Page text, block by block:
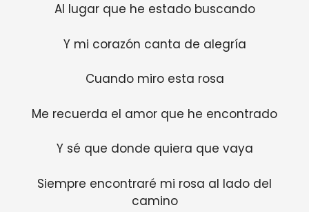
Al lugar que he estado buscando
Y mi corazón canta de alegría
Cuando miro esta rosa
Me recuerda el amor que he encontrado
Y sé que donde quiera que vaya
Siempre encontraré mi rosa al lado del
camino